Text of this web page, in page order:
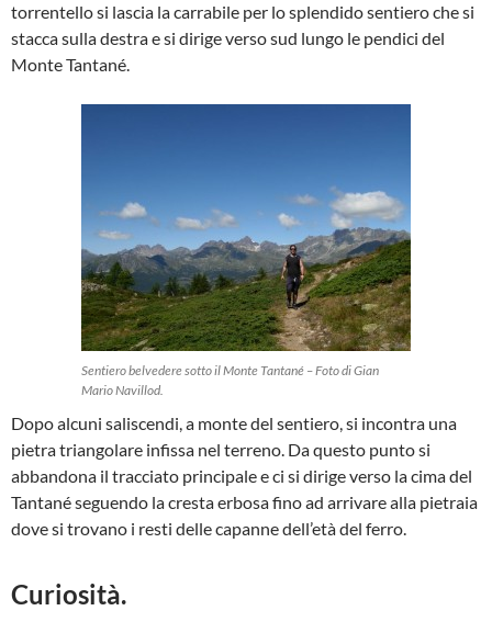
torrentello si lascia la carrabile per lo splendido sentiero che si
stacca sulla destra e si dirige verso sud lungo le pendici del
Monte Tantané.
Sentiero belvedere sotto il Monte Tantané – Foto di Gian
Mario Navillod.
Dopo alcuni saliscendi, a monte del sentiero, si incontra una
pietra triangolare infissa nel terreno. Da questo punto si
abbandona il tracciato principale e ci si dirige verso la cima del
Tantané seguendo la cresta erbosa fino ad arrivare alla pietraia
dove si trovano i resti delle capanne dell’età del ferro.
Curiosità.